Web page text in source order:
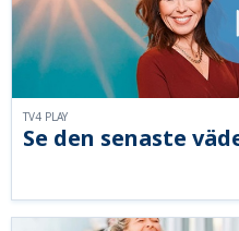
Se den senaste
TV4 PLAY